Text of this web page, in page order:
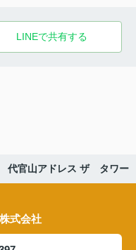
LINEで共有する
代官山アドレス ザ タワー
式会社